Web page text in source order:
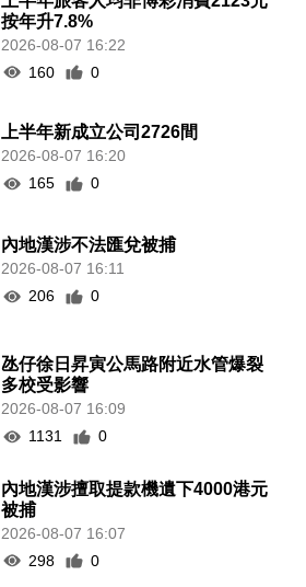
按年升7.8%
2026-08-07 16:22
160
0
上半年新成立公司2726間
2026-08-07 16:20
165
0
內地漢涉不法匯兌被捕
2026-08-07 16:11
206
0
氹仔徐日昇寅公馬路附近水管爆裂
多校受影響
2026-08-07 16:09
1131
0
內地漢涉擅取提款機遺下4000港元
被捕
2026-08-07 16:07
298
0